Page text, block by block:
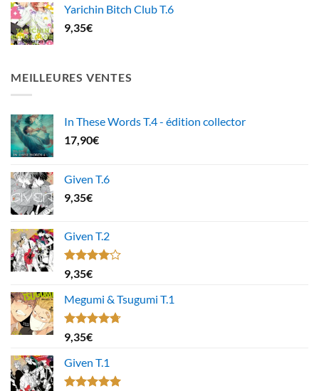
Yarichin Bitch Club T.6
9,35€
MEILLEURES VENTES
In These Words T.4 - édition collector
17,90€
Given T.6
9,35€
Given T.2
Note
4.00
5
9,35€
Megumi & Tsugumi T.1
Note4.67
sur 5
9,35€
Given T.1